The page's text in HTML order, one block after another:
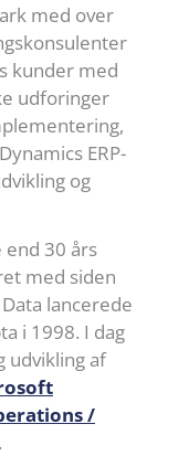
med over
kunder med
udforinger
ERP-
og
30 års
med siden
lancerede
i 1998. I dag
udvikling af
/
.